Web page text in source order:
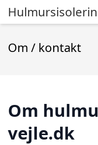
Om / kontakt
Om
vejle.dk